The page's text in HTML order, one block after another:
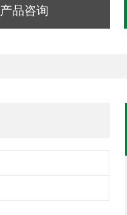
产品咨询